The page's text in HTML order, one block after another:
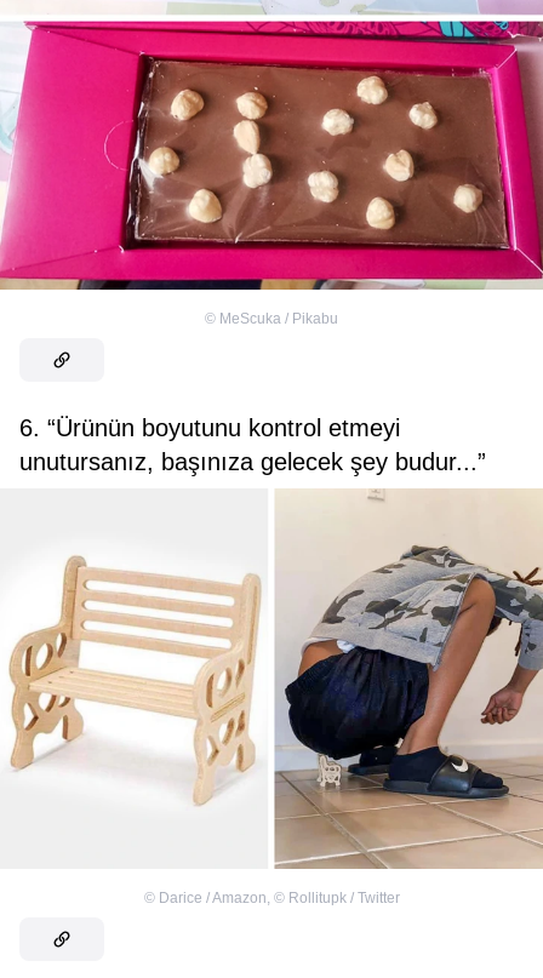
© MeScuka / Pikabu
6. “Ürünün boyutunu kontrol etmeyi
unutursanız, başınıza gelecek şey budur...”
© Darice / Amazon, © Rollitupk / Twitter